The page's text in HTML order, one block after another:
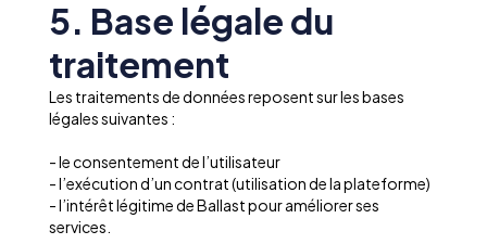
5. Base légale du
traitement
Les traitements de données reposent sur les bases
légales suivantes :
- le consentement de l’utilisateur
- l’exécution d’un contrat (utilisation de la plateforme)
- l’intérêt légitime de Ballast pour améliorer ses
services.